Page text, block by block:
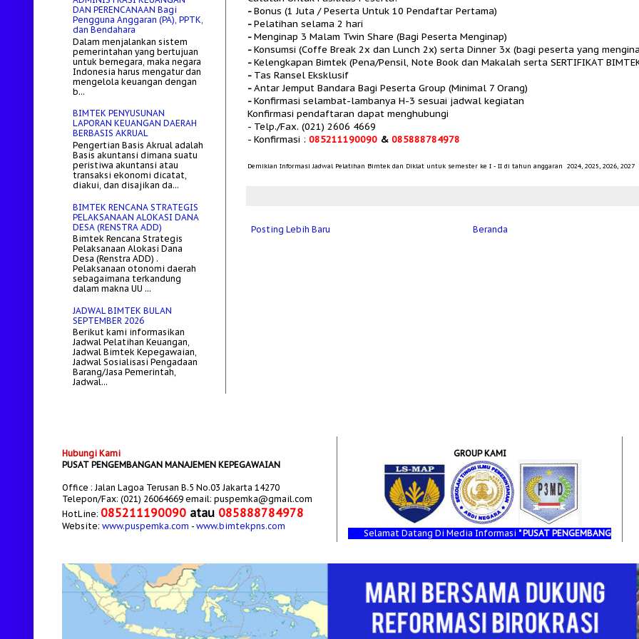
-Bonus (1 Juta / Peserta Untuk 10 Pendaftar Pertama)
-Pelatihan selama 2 hari
-Menginap 3 Malam Twin Share (Bagi Peserta Menginap)
-Konsumsi (Coffe Break 2x dan Lunch 2x) serta Dinner 3x (bagi peserta yang
-Kelengkapan Bimtek (Pena/Pensil, Note Book dan Makalah serta SERTIFIKAT
- Tas Ransel Eksklusif
-Antar Jemput Bandara Bagi Peserta Group (Minimal 7 Orang)
-Konfirmasi selambat-lambanya H-3 sesuai jadwal kegiatan
Konfirmasi pendaftaran dapat menghubungi
- Telp./Fax. (021) 2606 4669
- Konfirmasi : 085211190090 & 085888784978
Demikian Informasi Jadwal Pelatihan Bimtek dan Diklat untuk semester ke I - II di tahun anggaran 2024, 2025, 2026, 2027
Posting Lebih Baru Beranda
DAN PERENCANAAN Bagi
Pengguna Anggaran (PA), PPTK,
dan Bendahara
Dalam menjalankan sistem
pemerintahan yang bertujuan
untuk bernegara, maka negara
Indonesia harus mengatur dan
mengelola keuangan dengan
b...
BIMTEK PENYUSUNAN
LAPORAN KEUANGAN DAERAH
BERBASIS AKRUAL
Pengertian Basis Akrual adalah
Basis akuntansi dimana suatu
peristiwa akuntansi atau
transaksi ekonomi dicatat,
diakui, dan disajikan da...
BIMTEK RENCANA STRATEGIS
PELAKSANAAN ALOKASI DANA
DESA (RENSTRA ADD)
Bimtek Rencana Strategis
Pelaksanaan Alokasi Dana
Desa (Renstra ADD) .
Pelaksanaan otonomi daerah
sebagaimana terkandung
dalam makna UU ...
JADWAL BIMTEK BULAN
SEPTEMBER 2026
Berikut kami informasikan
Jadwal Pelatihan Keuangan,
Jadwal Bimtek Kepegawaian,
Jadwal Sosialisasi Pengadaan
Barang/Jasa Pemerintah,
Jadwal...
Hubungi Kami
PUSAT PENGEMBANGAN MANAJEMEN KEPEGAWAIAN
Office : Jalan Lagoa Terusan B.5 No.03 Jakarta 14270
Telepon/Fax: (021) 26064669 email: puspemka@gmail.com
HotLine: 085211190090 atau 085888784978
Website: www.puspemka.com - www.bimtekpns.com
GROUP KAMI
Selamat Datang Di Media Informasi" PUSAT PENGEMBANGAN